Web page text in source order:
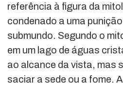
referência à figura da
condenado a uma
submundo. Segundo o
em um lago de águas
ao alcance da vista, mas
saciar a sede ou a fome.